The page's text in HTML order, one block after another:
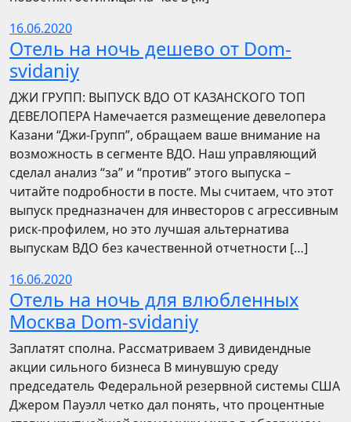
16.06.2020
Отель на ночь дешево от Dom-
svidaniy
​​ДЖИ ГРУПП: ВЫПУСК ВДО ОТ КАЗАНСКОГО ТОП
ДЕВЕЛОПЕРА Намечается размещение девелопера
Казани “Джи-Групп”, обращаем ваше внимание на
возможность в сегменте ВДО. Наш управляющий
сделал анализ “за” и “против” этого выпуска –
читайте подробности в посте. Мы считаем, что этот
выпуск предназначен для инвесторов с агрессивным
риск-профилем, но это лучшая альтернатива
выпускам ВДО без качественной отчетности […]
16.06.2020
Отель на ночь для влюбленных
Москва Dom-svidaniy
Заплатят сполна. Рассматриваем 3 дивидендные
акции сильного бизнеса В минувшую среду
председатель Федеральной резервной системы США
Джером Пауэлл четко дал понять, что процентные